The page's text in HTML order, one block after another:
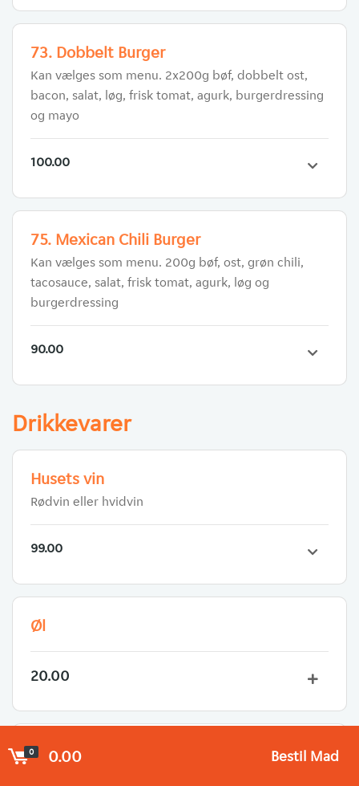
73. Dobbelt Burger
Kan vælges som menu. 2x200g bøf, dobbelt ost,
bacon, salat, løg, frisk tomat, agurk, burgerdressing
og mayo
100.00
75. Mexican Chili Burger
Kan vælges som menu. 200g bøf, ost, grøn chili,
tacosauce, salat, frisk tomat, agurk, løg og
burgerdressing
90.00
Drikkevarer
Husets vin
Rødvin eller hvidvin
99.00
Øl
20.00
Vand 0,5L
0 0.00 Bestil Mad